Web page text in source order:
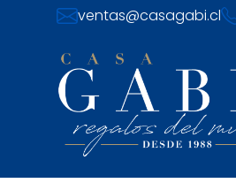
ventas@casagabi.cl